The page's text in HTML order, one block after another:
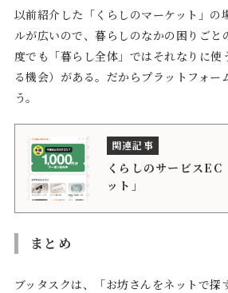
以前紹介した「くらしのマーケット」の
ルが広いので、暮らしのなかの困りごと
度でも「暮らし全体」ではそれなりに使
る機会）がある。だからプラットフォー
う。
くらしのサービスEC
ット」
まとめ
ブッタスクは、「お坊さんをネットで探